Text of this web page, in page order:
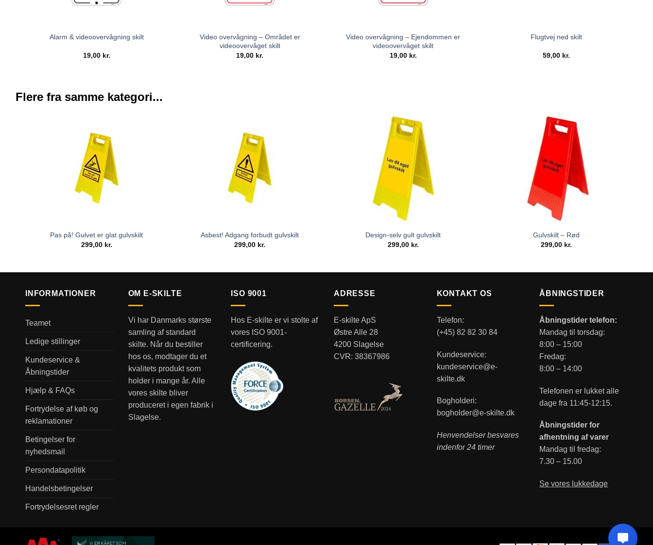
Alarm & videoovervågning skilt
19,00 kr.
Video overvågning – Området er
videoovervåget skilt
19,00 kr.
Video overvågning – Ejendommen er
videoovervåget skilt
19,00 kr.
Flugtvej ned skilt
59,00 kr.
Flere fra samme kategori...
Pas på! Gulvet er glat gulvskilt
299,00 kr.
Asbest! Adgang forbudt gulvskilt
299,00 kr.
Design-selv gult gulvskilt
299,00 kr.
Gulvskilt – Rød
299,00 kr.
INFORMATIONER
Teamet
Ledige stillinger
Kundeservice &
Åbningstider
Hjælp & FAQs
Fortrydelse af køb og
reklamationer
Betingelser for
nyhedsmail
Persondatapolitik
Handelsbetingelser
Fortrydelsesret regler
OM E-SKILTE
Vi har Danmarks største
samling af standard
skilte. Når du bestiller
hos os, modtager du et
kvalitets produkt som
holder i mange år. Alle
vores skilte bliver
produceret i egen fabrik i
Slagelse.
ISO 9001
Hos E-skilte er vi stolte af
vores ISO 9001-
certificering.
ADRESSE
E-skilte ApS
Østre Alle 28
4200 Slagelse
CVR: 38367986
KONTAKT OS
Telefon:
(+45) 82 82 30 84
Kundeservice:
kundeservice@e-
skilte.dk
Bogholderi:
bogholder@e-skilte.dk
Henvendelser besvares
indenfor 24 timer
ÅBNINGSTIDER
Åbningstider telefon:
Mandag til torsdag:
8:00 – 15:00
Fredag:
8:00 – 14:00
Telefonen er lukket alle
dage fra 11:45-12:15.
Åbningstider for
afhentning af varer
Mandag til fredag:
7.30 – 15.00
Se vores lukkedage